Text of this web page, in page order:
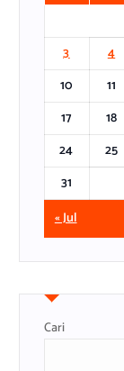
3
4
10
11
17
18
24
25
31
« Jul
Cari